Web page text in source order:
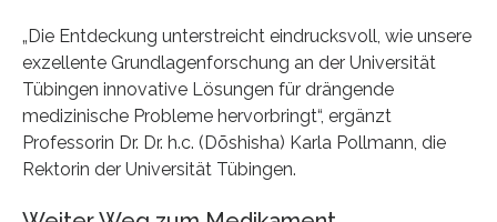
„Die Entdeckung unterstreicht eindrucksvoll, wie unsere
exzellente Grundlagenforschung an der Universität
Tübingen innovative Lösungen für drängende
medizinische Probleme hervorbringt“, ergänzt
Professorin Dr. Dr. h.c. (Dōshisha) Karla Pollmann, die
Rektorin der Universität Tübingen.